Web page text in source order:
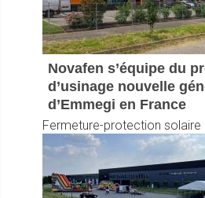
Novafen s’équipe du
d’usinage nouvelle
d’Emmegi en France
Fermeture-protection solaire